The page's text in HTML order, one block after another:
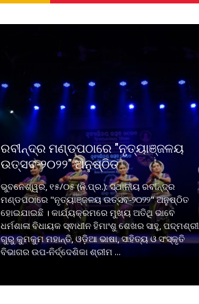
ରବୀନ୍ଦ୍ର ମଣ୍ଡପଠାରେ "ନୃତ୍ୟାଞ୍ଜଳୟ
ଉତ୍ସବ-୨୦୨୨" ଅନୁଷ୍ଠିତ
ଭୁବନେଶ୍ୱର, ୧୫/୦୫ (ନି.ପ୍ର.): ସ୍ଥାନୀୟ ରବୀନ୍ଦ୍ର
ମଣ୍ଡପଠାରେ "ନୃତ୍ୟାଞ୍ଜଳୟ ଉତ୍ସବ-୨୦୨୨" ଅନୁଷ୍ଠିତ
ହୋଇଯାଇଛି । କାର୍ଯ୍ୟକ୍ରମରେ ମୁଖ୍ୟ ଅତିଥି ଭାବେ
ଧର୍ମଶାଳା ବିଧାୟକ ସ୍ଵାଧୀନ ହିମାଂଶୁ ଶେଖର ସାହୁ, ପଦ୍ମଶ୍ରୀ
ଗୁରୁ କୁମକୁମ ମହାନ୍ତି, ଓଡ଼ିଆ ଭାଷା, ସାହିତ୍ୟ ଓ ସଂସ୍କୃତି
ବିଭାଗର ଉପ-ନିର୍ଦ୍ଦେଶିକା ଶ୍ରୀମ ...